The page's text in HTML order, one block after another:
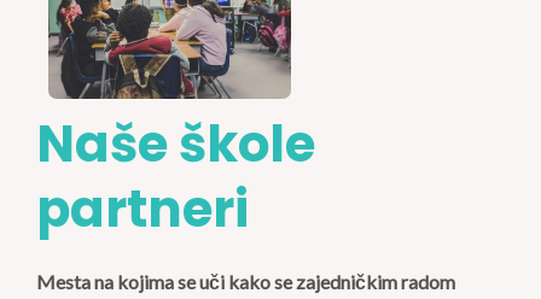
Naše škole
partneri
Mesta na kojima se uči kako se zajedničkim radom